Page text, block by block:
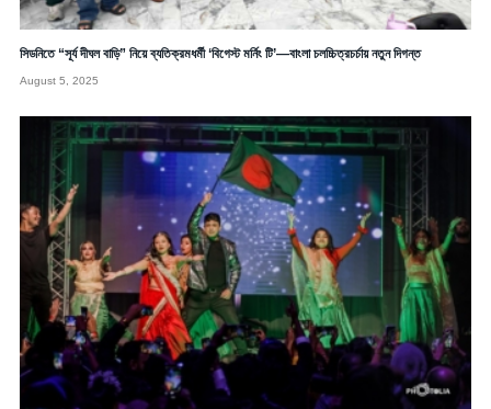
সিডনিতে “সূর্য দীঘল বাড়ি” নিয়ে ব্যতিক্রমধর্মী ‘বিগেস্ট মর্নিং টি’—বাংলা চলচ্চিত্রচর্চায় নতুন দিগন্ত
August 5, 2025